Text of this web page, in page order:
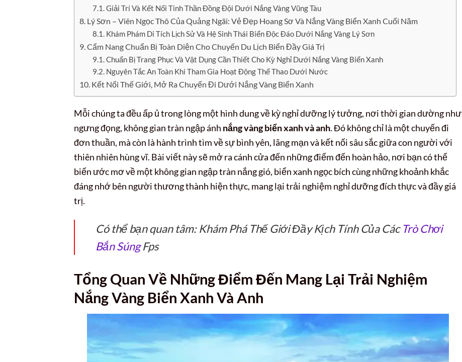
Giải Trí Và Kết Nối Tinh Thần Đồng Đội Dưới Nắng Vàng Vũng Tàu
Lý Sơn – Viên Ngọc Thô Của Quảng Ngãi: Vẻ Đẹp Hoang Sơ Và Nắng Vàng Biển Xanh Cuối Năm
Khám Phám Di Tích Lịch Sử Và Hệ Sinh Thái Biển Độc Đáo Dưới Nắng Vàng Lý Sơn
Cẩm Nang Chuẩn Bị Toàn Diện Cho Chuyến Du Lịch Biển Đầy Giá Trị
Chuẩn Bị Trang Phục Và Vật Dụng Cần Thiết Cho Kỳ Nghỉ Dưới Nắng Vàng Biển Xanh
Nguyên Tắc An Toàn Khi Tham Gia Hoạt Động Thể Thao Dưới Nước
Kết Nối Thế Giới, Mở Ra Chuyến Đi Dưới Nắng Vàng Biển Xanh
Mỗi chúng ta đều ấp ủ trong lòng một hình dung về kỳ nghỉ dưỡng lý tưởng, nơi thời gian dường như
ngưng đọng, không gian tràn ngập ánh nắng vàng biển xanh và anh. Đó không chỉ là một chuyến đi
đơn thuần, mà còn là hành trình tìm về sự bình yên, lãng mạn và kết nối sâu sắc giữa con người với
thiên nhiên hùng vĩ. Bài viết này sẽ mở ra cánh cửa đến những điểm đến hoàn hảo, nơi bạn có thể
biến ước mơ về một không gian ngập tràn nắng gió, biển xanh ngọc bích cùng những khoảnh khắc
đáng nhớ bên người thương thành hiện thực, mang lại trải nghiệm nghỉ dưỡng đích thực và đầy giá
trị.
Có thể bạn quan tâm: Khám Phá Thế Giới Đầy Kịch Tính Của Các Trò Chơi
Bắn SúngFps
Tổng Quan Về Những Điểm Đến Mang Lại Trải Nghiệm
Nắng Vàng Biển Xanh Và Anh